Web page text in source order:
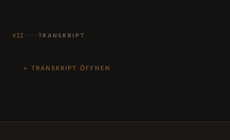
VII TRANSKRIPT
TRANSKRIPT ÖFFNEN